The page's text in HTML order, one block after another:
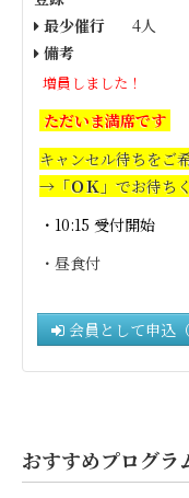
最少催行
4人
備考
増員しました！
ただいま満席です
キャンセル待ちをご
→「ＯＫ」でお待ち
・10:15 受付開始
・昼食付
会員として申込
おすすめプログラ